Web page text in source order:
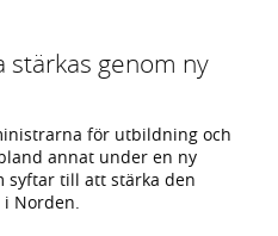
stärkas genom ny
för utbildning och
annat under en ny
syftar till att stärka den
Norden.